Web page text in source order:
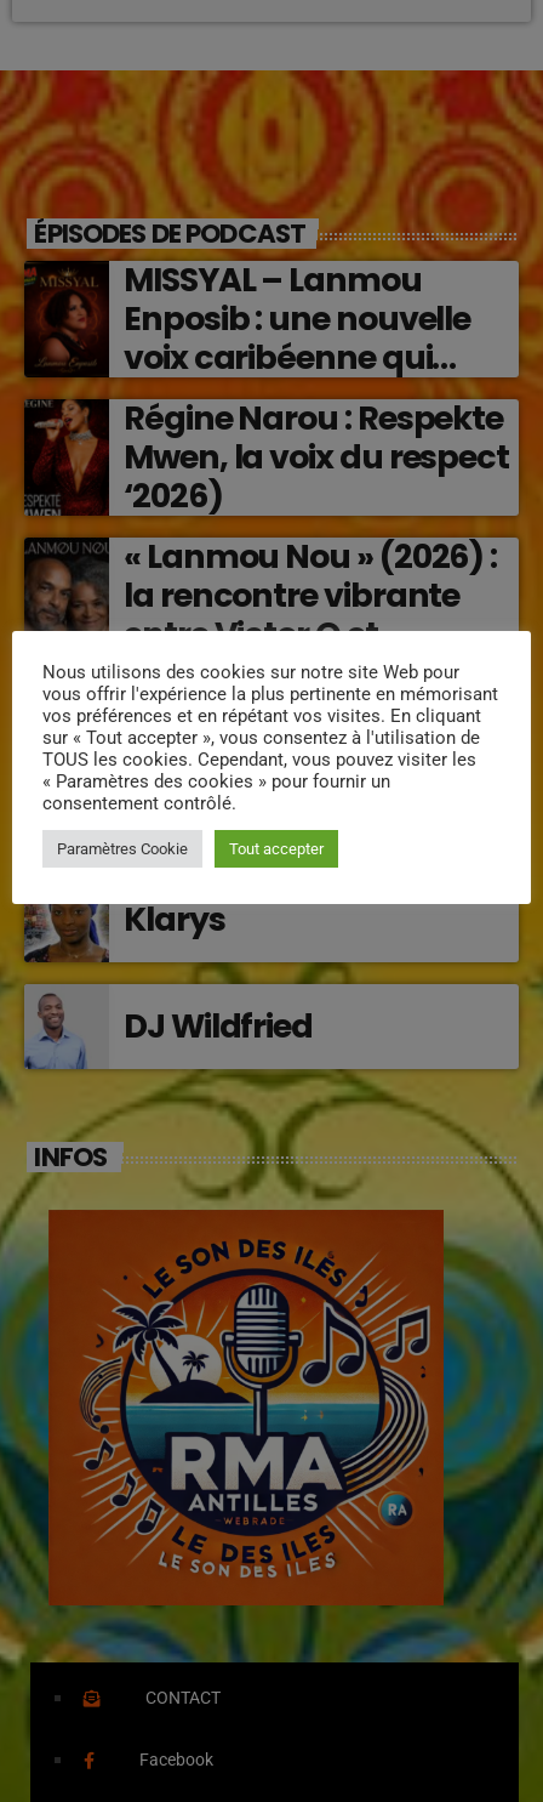
ÉPISODES DE PODCAST
MISSYAL – Lanmou
Enposib : une nouvelle
voix caribéenne qui
transforme les émotions
en musique (2026)
Régine Narou : Respekte
Mwen, la voix du respect
‘2026)
« Lanmou Nou » (2026) :
la rencontre vibrante
entre Victor O et
Jocelyne Béroard
INTERVENANTS
Mimi la douce
Klarys
DJ Wildfried
INFOS
CONTACT
Facebook
Nous utilisons des cookies sur notre site Web pour
vous offrir l'expérience la plus pertinente en mémorisant
vos préférences et en répétant vos visites. En cliquant
sur « Tout accepter », vous consentez à l'utilisation de
TOUS les cookies. Cependant, vous pouvez visiter les
« Paramètres des cookies » pour fournir un
consentement contrôlé.
Paramètres Cookie Tout accepter